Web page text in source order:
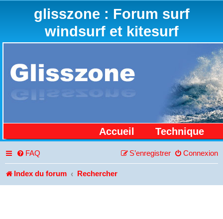
glisszone : Forum surf
windsurf et kitesurf
Accueil Technique
FAQ Connexion
S’enregistrer
Index du forum Rechercher